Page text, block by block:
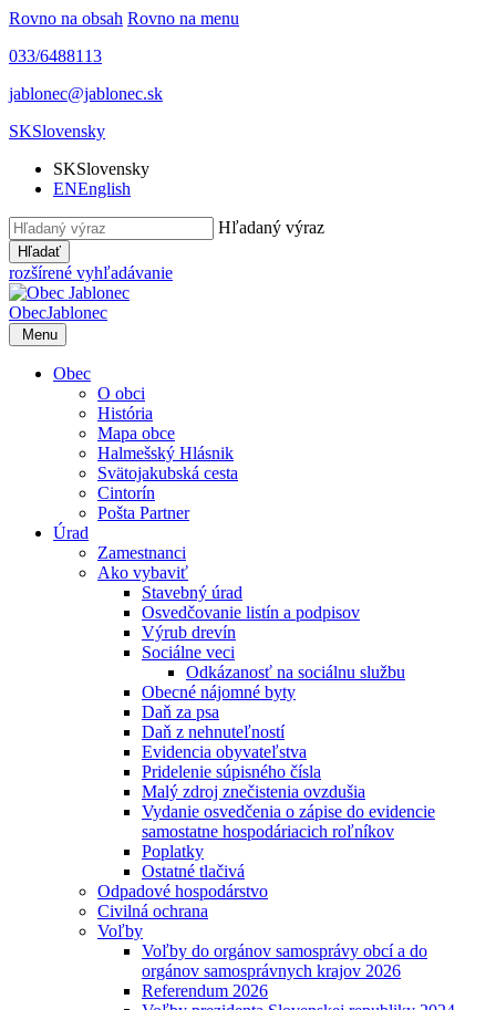
Rovno na obsah Rovno na menu
033/6488113
jablonec@jablonec.sk
SKSlovensky
SKSlovensky
ENEnglish
Hľadaný výraz
Hľadať
rozšírené vyhľadávanie
ObecJablonec
Menu
Obec
O obci
História
Mapa obce
Halmešský Hlásnik
Svätojakubská cesta
Cintorín
Pošta Partner
Úrad
Zamestnanci
Ako vybaviť
Stavebný úrad
Osvedčovanie listín a podpisov
Výrub drevín
Sociálne veci
Odkázanosť na sociálnu službu
Obecné nájomné byty
Daň za psa
Daň z nehnuteľností
Evidencia obyvateľstva
Pridelenie súpisného čísla
Malý zdroj znečistenia ovzdušia
Vydanie osvedčenia o zápise do evidencie
samostatne hospodáriacich roľníkov
Poplatky
Ostatné tlačivá
Odpadové hospodárstvo
Civilná ochrana
Voľby
Voľby do orgánov samosprávy obcí a do
orgánov samosprávnych krajov 2026
Referendum 2026